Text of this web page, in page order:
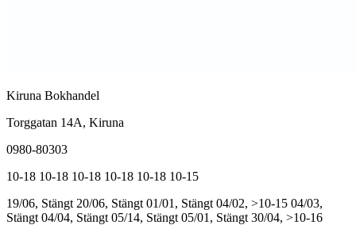
Kiruna Bokhandel
Torggatan 14A, Kiruna
0980-80303
10-18 10-18 10-18 10-18 10-18 10-15
19/06, Stängt 20/06, Stängt 01/01, Stängt 04/02, >10-15 04/03,
Stängt 04/04, Stängt 05/14, Stängt 05/01, Stängt 30/04, >10-16